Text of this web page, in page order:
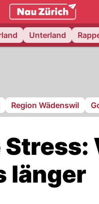
Unterland
Region Wädenswil
länger